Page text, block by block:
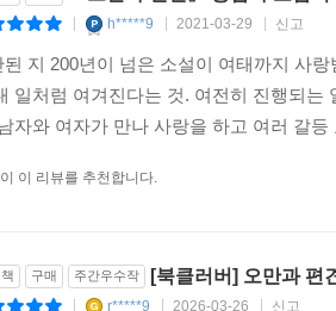
h*****9 2021-03-29 신고
된 지 200년이 넘은 소설이 여태까지 사
일처럼 여겨진다는 것. 여전히 진행되
자와 여자가 만나 사랑을 하고 여러 갈
이 이 리뷰를 추천합니다.
구매 주간우수작 [북클러버] 오만과 편
r*****9 2026-03-26 신고